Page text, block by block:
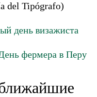
del Tipógrafo)
день визажиста
фермера в Перу